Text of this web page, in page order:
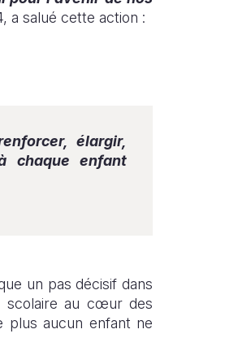
a salué cette action :
élargir,
chaque enfant
un pas décisif dans
scolaire au cœur des
plus aucun enfant ne